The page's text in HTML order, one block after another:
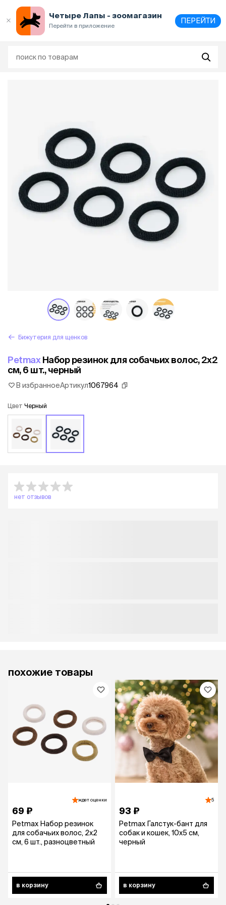
Четыре Лапы - зоомагазин
Перейти в приложение
ПЕРЕЙТИ
Бижутерия для щенков
PetmaxНабор резинок для собачьих волос, 2х2
см, 6 шт., черный
В избранноеАртикул1067964
Цвет Черный
нет отзывов
похожие товары
ждет оценки
69 ₽
Petmax Набор резинок
для собачьих волос, 2х2
см, 6 шт., разноцветный
в корзину
5
93 ₽
Petmax Галстук-бант для
собак и кошек, 10х5 см,
черный
в корзину